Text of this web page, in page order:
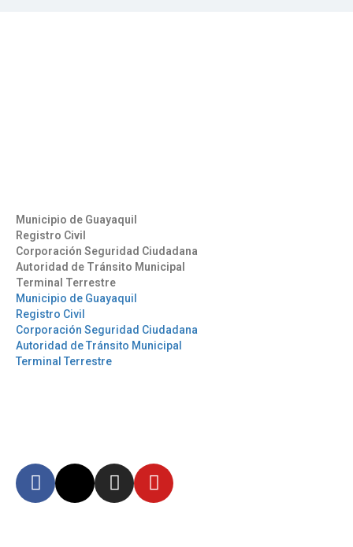
Municipio de Guayaquil
Registro Civil
Corporación Seguridad Ciudadana
Autoridad de Tránsito Municipal
Terminal Terrestre
Municipio de Guayaquil
Registro Civil
Corporación Seguridad Ciudadana
Autoridad de Tránsito Municipal
Terminal Terrestre